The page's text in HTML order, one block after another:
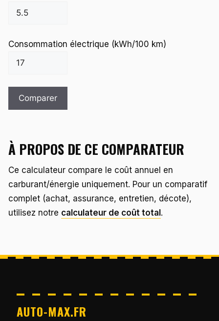
Consommation électrique (kWh/100 km)
Comparer
À PROPOS DE CE COMPARATEUR
Ce calculateur compare le coût annuel en
carburant/énergie uniquement. Pour un comparatif
complet (achat, assurance, entretien, décote),
utilisez notre calculateur de coût total .
AUTO-MAX.FR